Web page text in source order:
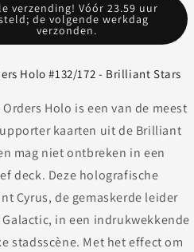
verzending! Vóór 23.59 uur
de volgende werkdag
verzonden.
Holo #132/172 - Brilliant Stars
Orders Holo is een van de meest
kaarten uit de Brilliant
mag niet ontbreken in een
deck. Deze holografische
Cyrus, de gemaskerde leider
Galactic, in een indrukwekkende
stadsscène. Met het effect om